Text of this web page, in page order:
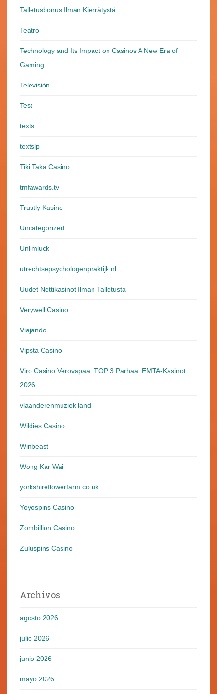
Talletusbonus Ilman Kierrätystä
Teatro
Technology and Its Impact on Casinos A New Era of
Gaming
Televisión
Test
texts
textslp
Tiki Taka Casino
tmfawards.tv
Trustly Kasino
Uncategorized
Unlimluck
utrechtsepsychologenpraktijk.nl
Uudet Nettikasinot Ilman Talletusta
Verywell Casino
Viajando
Vipsta Casino
Viro Casino Verovapaa: TOP 3 Parhaat EMTA-Kasinot
2026
vlaanderenmuziek.land
Wildies Casino
Winbeast
Wong Kar Wai
yorkshireflowerfarm.co.uk
Yoyospins Casino
Zombillion Casino
Zuluspins Casino
Archivos
agosto 2026
julio 2026
junio 2026
mayo 2026